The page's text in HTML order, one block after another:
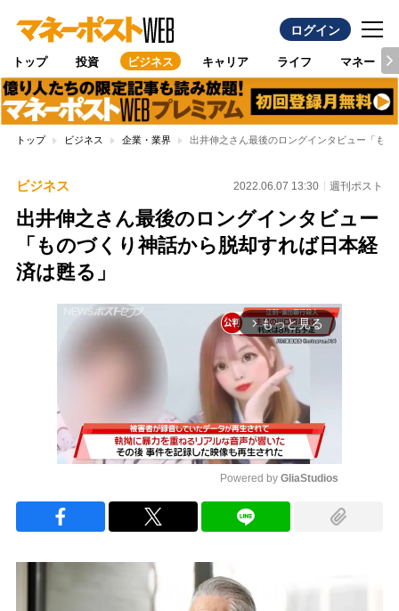
ログイン
トップ 投資 ビジネス キャリア ライフ マネー
トップ ビジネス 企業・業界 出井伸之さん最後のロングインタビュー「も
ビジネス 2022.06.07 13:30 週刊ポスト
出井伸之さん最後のロングインタビュー
「ものづくり神話から脱却すれば日本経
済は甦る」
arrow_forward_ios もっと見る
Powered by GliaStudios